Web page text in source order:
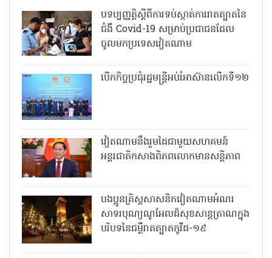
បទប្បញ្ញត្តិស្តីពីការទប់ស្កាត់ការរាតត្បាតនៃ
ជំងឺ Covid-19 សម្រាប់ប្រជាជនដែល
ចូលមកប្រទេសវៀតណាម
បើកកិច្ចប្រជុំរដ្ឋមន្ត្រីអប់រំអាស៊ានលើកទី១២
វៀតណាមនឹងរួមដៃជាមួយសហគមន៍
អន្តរជាតិកសាងពិភពលោកមានសន្តិភាព
បងប្អូនគ្រិស្តសាសនិកវៀតណាមអំណរ
សាទរបុណ្យណូអែលដ៏សុខសាន្តត្រាណក្នុង
បរិបទនៃជម្ងឺរាតត្បាតកូវីដ-១៩